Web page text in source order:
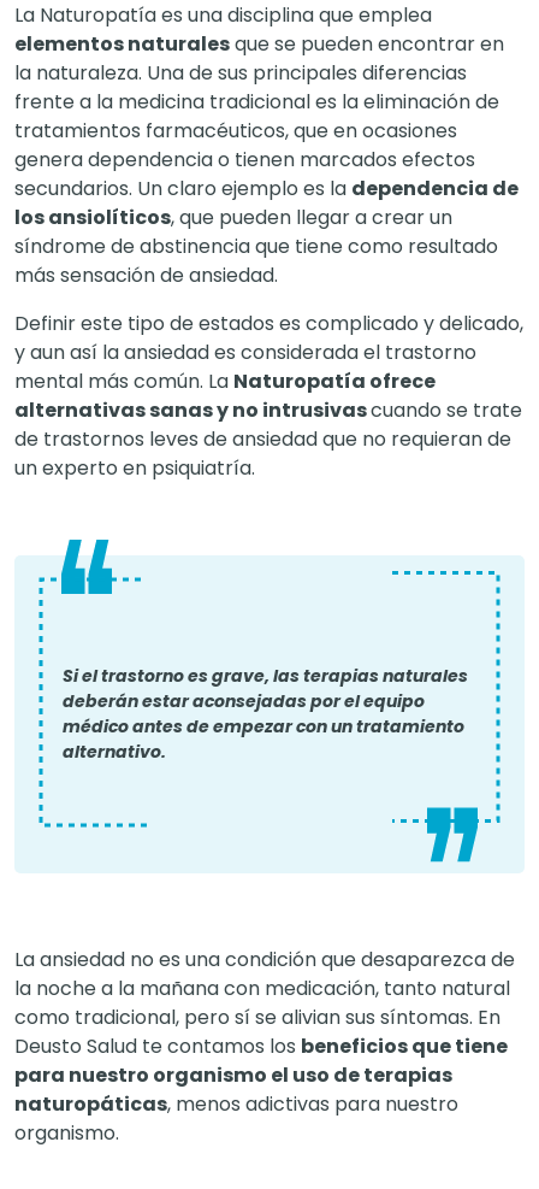
La Naturopatía es una disciplina que emplea
elementos naturalesque se pueden encontrar en
la naturaleza. Una de sus principales diferencias
frente a la medicina tradicional es la eliminación de
tratamientos farmacéuticos, que en ocasiones
genera dependencia o tienen marcados efectos
secundarios. Un claro ejemplo es la dependencia de
los ansiolíticos, que pueden llegar a crear un
síndrome de abstinencia que tiene como resultado
más sensación de ansiedad.
Definir este tipo de estados es complicado y delicado,
y aun así la ansiedad es considerada el trastorno
mental más común. La Naturopatía ofrece
alternativas sanas y no intrusivascuando se trate
de trastornos leves de ansiedad que no requieran de
un experto en psiquiatría.
Si el trastorno es grave, las terapias naturales
deberán estar aconsejadas por el equipo
médico antes de empezar con un tratamiento
alternativo.
La ansiedad no es una condición que desaparezca de
la noche a la mañana con medicación, tanto natural
como tradicional, pero sí se alivian sus síntomas. En
Deusto Salud te contamos los beneficios que tiene
para nuestro organismo el uso de terapias
naturopáticas, menos adictivas para nuestro
organismo.